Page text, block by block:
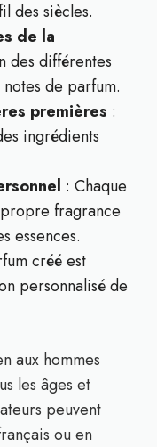
des siècles.
de la
des différentes
de parfum.
premières :
ingrédients
: Chaque
fragrance
essences.
créé est
personnalisé de
aux hommes
les âges et
peuvent
ou en